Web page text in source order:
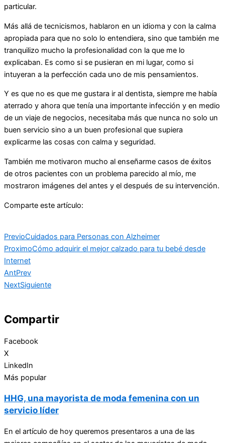
particular.
Más allá de tecnicismos, hablaron en un idioma y con la calma
apropiada para que no solo lo entendiera, sino que también me
tranquilizo mucho la profesionalidad con la que me lo
explicaban. Es como si se pusieran en mi lugar, como si
intuyeran a la perfección cada uno de mis pensamientos.
Y es que no es que me gustara ir al dentista, siempre me había
aterrado y ahora que tenía una importante infección y en medio
de un viaje de negocios, necesitaba más que nunca no solo un
buen servicio sino a un buen profesional que supiera
explicarme las cosas con calma y seguridad.
También me motivaron mucho al enseñarme casos de éxitos
de otros pacientes con un problema parecido al mío, me
mostraron imágenes del antes y el después de su intervención.
Comparte este artículo:
PrevioCuidados para Personas con Alzheimer
ProximoCómo adquirir el mejor calzado para tu bebé desde
Internet
AntPrev
NextSiguiente
Compartir
Facebook
X
LinkedIn
Más popular
HHG, una mayorista de moda femenina con un
servicio líder
En el artículo de hoy queremos presentaros a una de las